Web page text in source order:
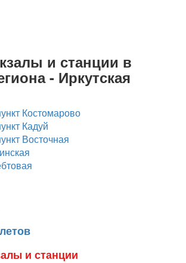
и станции в
- Иркутская
Костомарово
Кадуй
Восточная
и станции